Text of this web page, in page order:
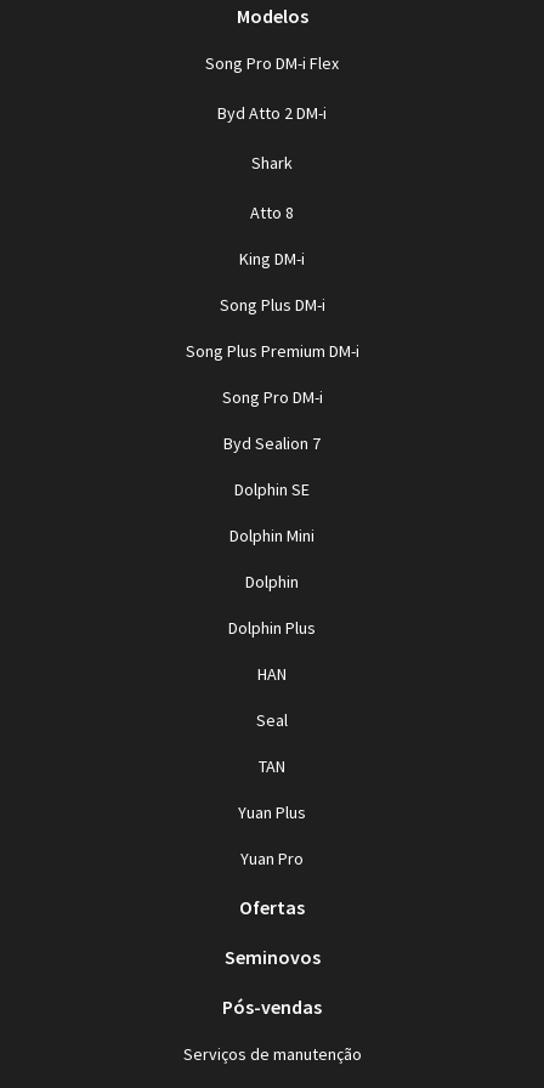
Modelos
Song Pro DM-i Flex
Byd Atto 2 DM-i
Shark
Atto 8
King DM-i
Song Plus DM-i
Song Plus Premium DM-i
Song Pro DM-i
Byd Sealion 7
Dolphin SE
Dolphin Mini
Dolphin
Dolphin Plus
HAN
Seal
TAN
Yuan Plus
Yuan Pro
Ofertas
Seminovos
Pós-vendas
Serviços de manutenção